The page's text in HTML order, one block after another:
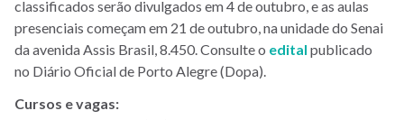
classificados serão divulgados em 4 de outubro, e as aulas
presenciais começam em 21 de outubro, na unidade do Senai
da avenida Assis Brasil, 8.450. Consulte o edital publicado
no Diário Oficial de Porto Alegre (Dopa).
Cursos e vagas: